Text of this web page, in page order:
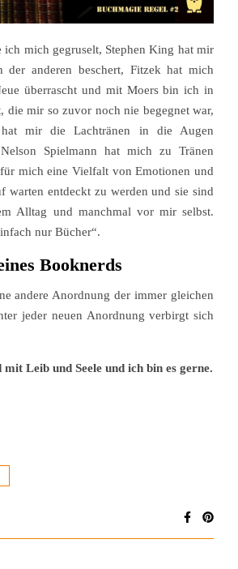
ich mich gegruselt, Stephen King hat mir
der anderen beschert, Fitzek hat mich
überrascht und mit Moers bin ich in
die mir so zuvor noch nie begegnet war,
mir die Lachtränen in die Augen
Spielmann hat mich zu Tränen
mich eine Vielfalt von Emotionen und
warten entdeckt zu werden und sie sind
Alltag und manchmal vor mir selbst.
nur Bücher“.
Booknerds
andere Anordnung der immer gleichen
jeder neuen Anordnung verbirgt sich
Leib und Seele und ich bin es gerne.